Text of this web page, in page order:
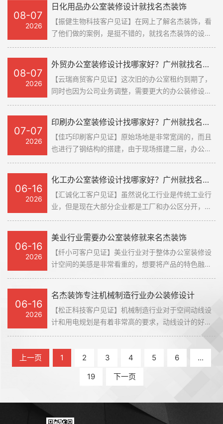
柱等结构的，名杰装饰在现场就指出
问题，建议我们在跨度大的地方，多
加几根立柱来支撑整个天花吊顶的重
合我们的实际需求，我们也去过他们
正在做的装修项目，现场管理是挺到
位的。
的空间都打拆掉，他们看了现场，根
据我们的需求，调整了方案，建议我
们保留部分原有的结构，在这个基础
看了些装修好的现场，也是能够感受
到他们的装修实力，于是就敲定了跟
他们的合作了。#装修客户见证#
修设计空间，20年的时候找过名杰装
饰来装修旧的办公室装修设计空间，
装修出来的效果也是挺不错的，鉴于
计场地也是挺多小问题的，名杰装饰
的设计师看了之后，给出了多个解决
方案，优化了空间的缺点，放大了空
的。#装修客户见证#
柱等结构的，名杰装饰在现场就指出
问题，建议我们在跨度大的地方，多
加几根立柱来支撑整个天花吊顶的重
合我们的实际需求，我们也去过他们
正在做的装修项目，现场管理是挺到
位的。
的空间都打拆掉，他们看了现场，根
据我们的需求，调整了方案，建议我
们保留部分原有的结构，在这个基础
看了些装修好的现场，也是能够感受
到他们的装修实力，于是就敲定了跟
他们的合作了。#装修客户见证#
08-07
2026
日化用品办公室装修设计就找名杰装饰
【振健生物科技客户见证】在网上了解名杰装饰，看
了他们做的案例，是挺不错的，就找名杰装饰的设计
案，建议我们保留部分原有的结构，在这个基础上加
固就好。他们第二天就把方案做出来了，在线上沟通
也是挺愉快的，看了些装修好的现场，也是能够感受
到他们的装修实力，于是就敲定了跟他们的合作了。
#装修客户见证#
08-07
2026
外贸办公室装修设计找哪家好？广州就找名杰装饰
【云瑞商贸客户见证】这次旧的办公室租约到期了，
同时也因为公司业务调整，需要更大的办公装修设计
设计空间，装修出来的效果也是挺不错的，鉴于上次
的合作挺愉快的，这次也找他们过来聊聊装修细节。
新的办公装修设计场地也是挺多小问题的，名杰装饰
的设计师看了之后，给出了多个解决方案，优化了空
间的缺点，放大了空间的优点，这几点是做的非常不
错的。#装修客户见证#
07-07
2026
印刷办公室装修设计找哪家好？广州就找名杰装饰
【佳巧印刷客户见证】原始场地是非常宽阔的，而且
也进行了钢结构的搭建，由于现场搭建二层，办公空
的地方，多加几根立柱来支撑整个天花吊顶的重量，
很好地为我们解决了未来可能出现的问题。整体设计
方案也是非常符合我们的实际需求，我们也去过他们
正在做的装修项目，现场管理是挺到位的。
06-16
2026
化工办公室装修设计找哪家好？广州就找名杰装饰
【汇诚化工客户见证】虽然说化工行业是传统工业行
业，但是现在大部分企业都是工厂和办公区分开，因
来面谈，出的方案也是挺不错的，其中名杰装饰响应
较快，出来的设计方案是非常符合我们的实际需求
的，快速敲定合作了。
06-16
2026
美业行业需要办公室装修就来名杰装饰
【纤小可客户见证】美业行业对于整体办公室装修设
计空间的美感是非常看重的，想要将产品的特色融入
客户做了3000方的办公+展厅的空间。去到客户的现
场看了，也是能够感受到名杰装饰的装修实力的，后
面沟通中，对于我们的需求也是能够很好的融入到整
体设计当中，设计方案也是非常出色，也是期待整体
方案落地的那天。
06-16
2026
名杰装饰专注机械制造行业办公装修设计
【松正科技客户见证】机械制造行业对于空间动线设
计和用电规划是有着非常高的要求，动线设计的好，
充分利用好每一寸空间。用电规划方面也是要充分考
虑到峰值用电这方面的，需要对这方面非常熟悉的才
行。在网上了解到名杰装饰，了解到他们做了几个用
电量大的项目，完成度也是非常好的，也专门看了整
体线路规划，出来的额效果也是不错的。而且面谈的
及空间动线，这一点是非常符合我们的预期的，很爽
快地敲定合作了。#装修客户见证#
上一页 1 2 3 4 5 6
...
19
下一页